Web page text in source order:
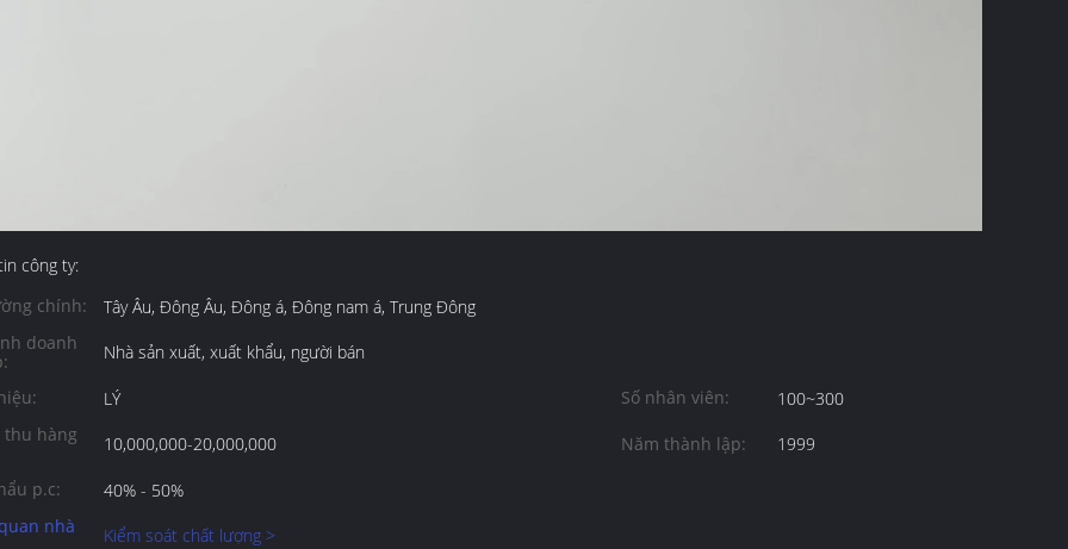
công ty:
chính:
Tây Âu, Đông Âu, Đông á, Đông nam á, Trung Đông
doanh
Nhà sản xuất, xuất khẩu, người bán
LÝ Số nhân viên:
100~300
thu hàng
10,000,000-20,000,000 Năm thành lập:
1999
p.c:
40% - 50%
nhà
Kiểm soát chất lượng >